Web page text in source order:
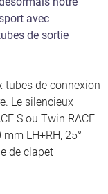
avec
de sortie
tubes de connexion
Le silencieux
S ou Twin RACE
LH+RH, 25°
de clapet